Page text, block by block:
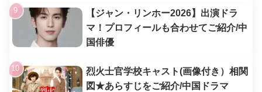
【ジャン・リンホー2026】出演ドラ
マ！プロフィールも合わせてご紹介/中
国俳優
烈火士官学校キャスト(画像付き）相関
図★あらすじをご紹介/中国ドラマ